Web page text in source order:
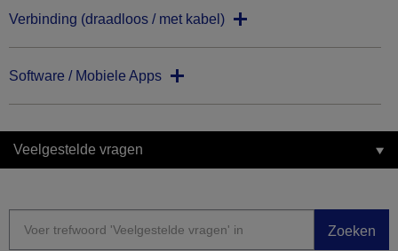
Verbinding (draadloos / met kabel)
Software / Mobiele Apps
Veelgestelde vragen
Zoeken